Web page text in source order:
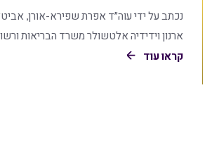
נכתב על ידי עוה״ד אפרת שפירא-אורן,
ארנון וידידיה אלטשולר משרד הבריאות
קראו עוד